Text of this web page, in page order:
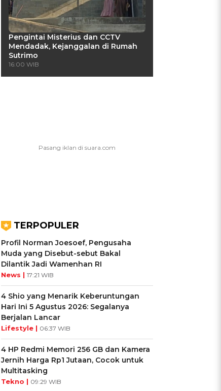
Pengintai Misterius dan CCTV
Mendadak, Kejanggalan di Rumah
Sutrimo
16:00 WIB
TERPOPULER
Profil Norman Joesoef, Pengusaha
Muda yang Disebut-sebut Bakal
Dilantik Jadi Wamenhan RI
News | 17:21 WIB
4 Shio yang Menarik Keberuntungan
Hari Ini 5 Agustus 2026: Segalanya
Berjalan Lancar
Lifestyle | 06:37 WIB
4 HP Redmi Memori 256 GB dan Kamera
Jernih Harga Rp1 Jutaan, Cocok untuk
Multitasking
Tekno | 09:29 WIB